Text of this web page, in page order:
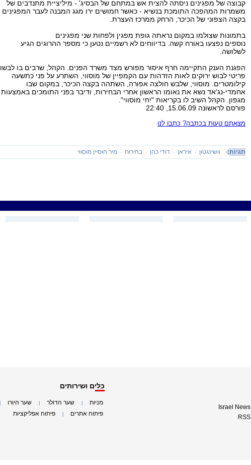
קבוצה של מפגינים ניסתה להצית אש במתחם של הבסיג' - מיליציית מתנדבים של
משמרות המהפכה התומכת בנשיא - כאשר חמושים ירו מגג המבנה לעבר המפגינים
בקצה הצפוני של הכיכר, הרחק ממרכז העצרת.
בתמונות שצולמו במקום נראתה גופת מפגין ולפחות שני מפגינים
נוספים נפצעו באורח קשה. בדיווחים לא רשמיים נטען כי מספר ההרוגים הגיע
לשלושה.
הפגנת הענק התקיימה חרף איסור מפורש מצד משרד הפנים. הקהל, שרבים בו לבשו
פריטי לבוש ירוקים לאות הזדהות עם הקמפיין של מוסווי, השתרע על פני כתשעה
קילומטרים. מוסווי, שלבש חולצה אפורה, השתהה בקצה הכיכר, במקום שבו
אחמדי-נג'אד נשא את נאומו הראשון אחרי הבחירות, ודיבר בפני התומכים באמצעות
מגפון. הקהל השיב לו בקריאות "יחי מוסווי".
פורסם לראשונה 15.06.09, 22:40
מצאתם טעות בכתבה? כתבו לנו
תגיות: וושינגטון איראן דודי כהן בחירות מיר חוסיין מוסווי
Israel News
RSS
כלים ושירותים
מניות שער הדולר שער היורו
פיתוח אתרים פיתוח אפליקציות